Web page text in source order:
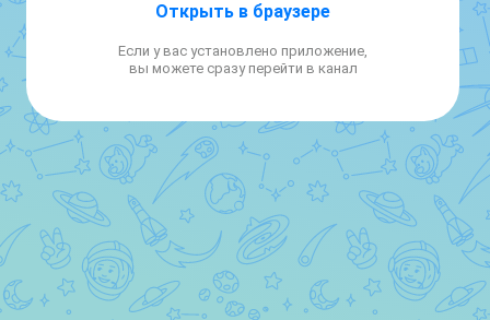
Открыть в браузере
Если у вас установлено приложение,
вы можете сразу перейти в канал